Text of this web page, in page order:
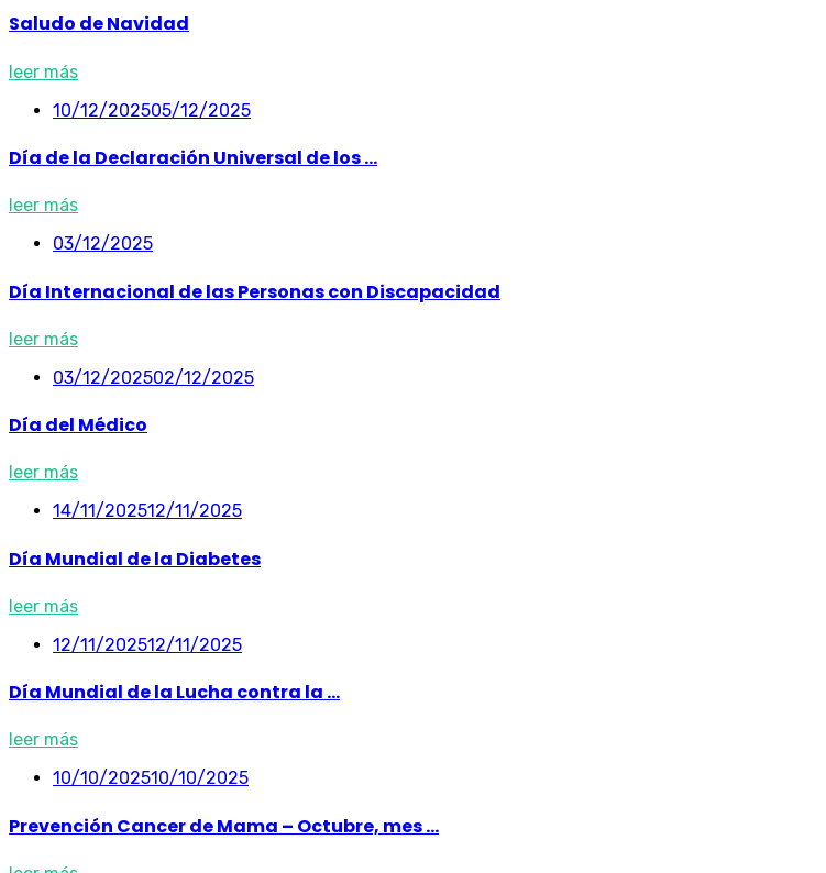
Saludo de Navidad
leer más
10/12/202505/12/2025
Día de la Declaración Universal de los ...
leer más
03/12/2025
Día Internacional de las Personas con Discapacidad
leer más
03/12/202502/12/2025
Día del Médico
leer más
14/11/202512/11/2025
Día Mundial de la Diabetes
leer más
12/11/202512/11/2025
Día Mundial de la Lucha contra la ...
leer más
10/10/202510/10/2025
Prevención Cancer de Mama – Octubre, mes ...